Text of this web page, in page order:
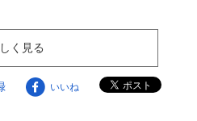
く見る
いいね